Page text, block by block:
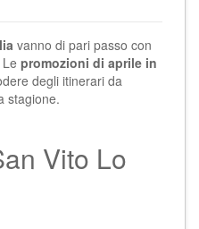
vanno di pari passo con
promozioni di aprile in
degli itinerari da
stagione.
Vito Lo